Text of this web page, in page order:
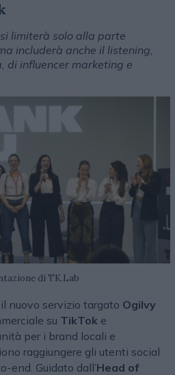
limiterà solo alla parte
includerà anche il listening,
di influencer marketing e
di TK.Lab
nuovo servizio targato Ogilvy
su TikTok e
per i brand locali e
raggiungere gli utenti social
end. Guidato dall’Head of